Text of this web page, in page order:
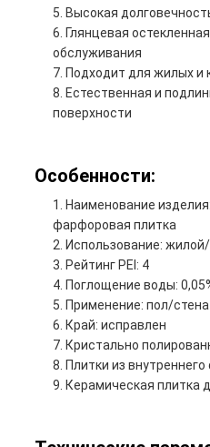
Высокая
Глянцевая
обслуживания
Подходит для жилых и
Естественная и
поверхности
Особенности:
Наименование
фарфоровая плитка
Использование:
Рейтинг PEI: 4
Поглощение воды:
Применение: пол/стена
Край: исправлен
Кристально
Плитки из
Керамическая плитка